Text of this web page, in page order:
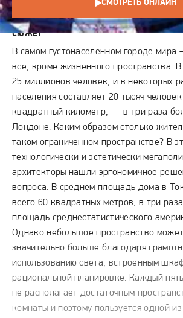
СМОТРЕТЬ ОНЛАЙН
СЮЖЕТ
В самом густонаселенном городе мира
все, кроме жизненного пространства.
25 миллионов человек, и в некоторых
населения составляет 20 тысяч
квадратный километр, — в три раза
Лондоне. Каким образом столько
таком ограниченном пространстве? В
технологически и эстетически
архитекторы нашли эргономичное
вопроса. В среднем площадь дома в
всего 60 квадратных метров, в три
площадь среднестатистического
Однако небольшое пространство
значительно больше благодаря
использованию света, встроенным
рациональной планировке. Каждый
не располагает достаточным
комнаты и поэтому пользуется одной